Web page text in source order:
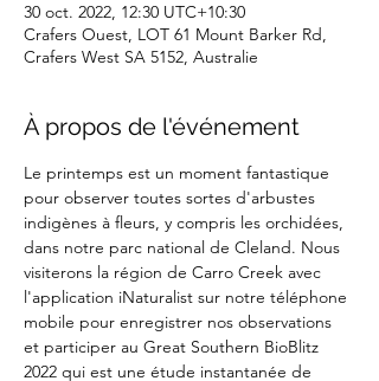
30 oct. 2022, 12:30 UTC+10:30
Crafers Ouest, LOT 61 Mount Barker Rd,
Crafers West SA 5152, Australie
À propos de l'événement
Le printemps est un moment fantastique
pour observer toutes sortes d'arbustes
indigènes à fleurs, y compris les orchidées,
dans notre parc national de Cleland. Nous
visiterons la région de Carro Creek avec
l'application iNaturalist sur notre téléphone
mobile pour enregistrer nos observations
et participer au Great Southern BioBlitz
2022 qui est une étude instantanée de